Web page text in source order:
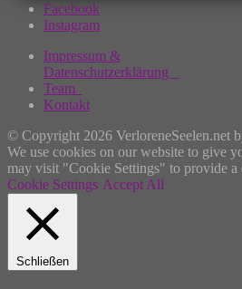
Facebook
Instagram
Impressum &
Datenschutzerklärung
Team
Kontakt
© Copyright 2026 VerloreneSeelen.net
We use cookies on our website to give
may visit "Cookie Settings" to provide a
Cookie Settings Accept All
Schließen